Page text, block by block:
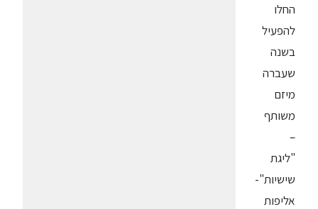
החלו
להפעיל
בשנה
שעברה
מיזם
משותף
–
"ליגת
שישיות"-
אליפות